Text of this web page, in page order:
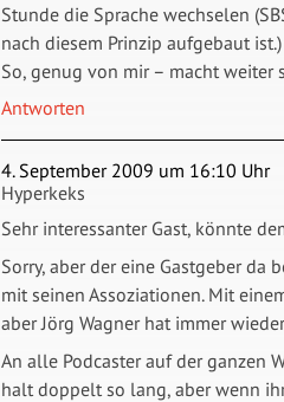
Stunde die Sprache wechselen
nach diesem Prinzip aufgebaut ist.)
So, genug von mir – macht
Antworten
4. September 2009 um 16:10 Uhr
Hyperkeks
Sehr interessanter Gast, könnte
Sorry, aber der eine Gastgeber
mit seinen Assoziationen. Mit
aber Jörg Wagner hat immer
An alle Podcaster auf der ganzen
halt doppelt so lang, aber wenn